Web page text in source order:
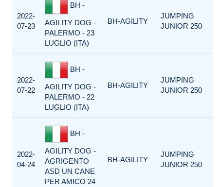
2022-
07-23
BH -
AGILITY DOG -
PALERMO - 23
LUGLIO (ITA)
BH-AGILITY
JUMPING
JUNIOR 250
2022-
07-22
BH -
AGILITY DOG -
PALERMO - 22
LUGLIO (ITA)
BH-AGILITY
JUMPING
JUNIOR 250
2022-
04-24
BH -
AGILITY DOG -
AGRIGENTO
ASD UN CANE
PER AMICO 24
BH-AGILITY
JUMPING
JUNIOR 250